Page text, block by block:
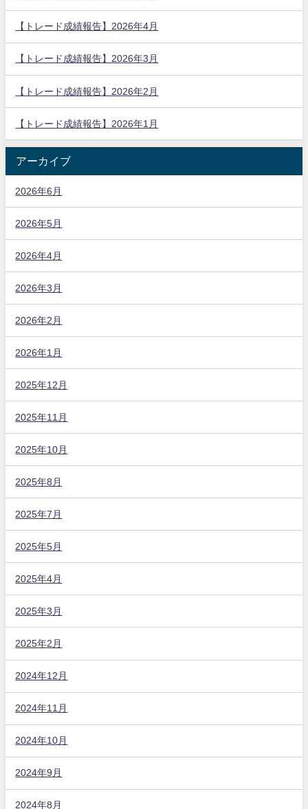
【トレード成績報告】2026年4月
【トレード成績報告】2026年3月
【トレード成績報告】2026年2月
【トレード成績報告】2026年1月
アーカイブ
2026年6月
2026年5月
2026年4月
2026年3月
2026年2月
2026年1月
2025年12月
2025年11月
2025年10月
2025年8月
2025年7月
2025年5月
2025年4月
2025年3月
2025年2月
2024年12月
2024年11月
2024年10月
2024年9月
2024年8月